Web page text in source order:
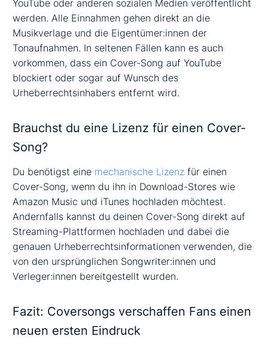
YouTube oder anderen sozialen Medien veröffentlicht
werden. Alle Einnahmen gehen direkt an die
Musikverlage und die Eigentümer:innen der
Tonaufnahmen. In seltenen Fällen kann es auch
vorkommen, dass ein Cover-Song auf YouTube
blockiert oder sogar auf Wunsch des
Urheberrechtsinhabers entfernt wird.
Brauchst du eine Lizenz für einen Cover-
Song?
Du benötigst eine mechanische Lizenz für einen
Cover-Song, wenn du ihn in Download-Stores wie
Amazon Music und iTunes hochladen möchtest.
Andernfalls kannst du deinen Cover-Song direkt auf
Streaming-Plattformen hochladen und dabei die
genauen Urheberrechtsinformationen verwenden, die
von den ursprünglichen Songwriter:innen und
Verleger:innen bereitgestellt wurden.
Fazit: Coversongs verschaffen Fans einen
neuen ersten Eindruck